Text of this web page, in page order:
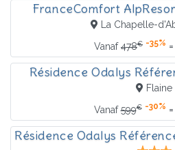
FranceComfort
La Chapelle-
Vanaf478€ -35% =
Résidence Odalys
Flaine
Vanaf599€ -30% =
Résidence Odalys